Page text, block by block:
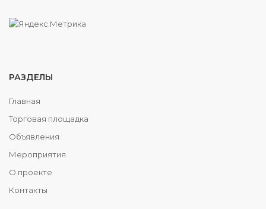
РАЗДЕЛЫ
Главная
Торговая площадка
Объявления
Мероприятия
О проекте
Контакты